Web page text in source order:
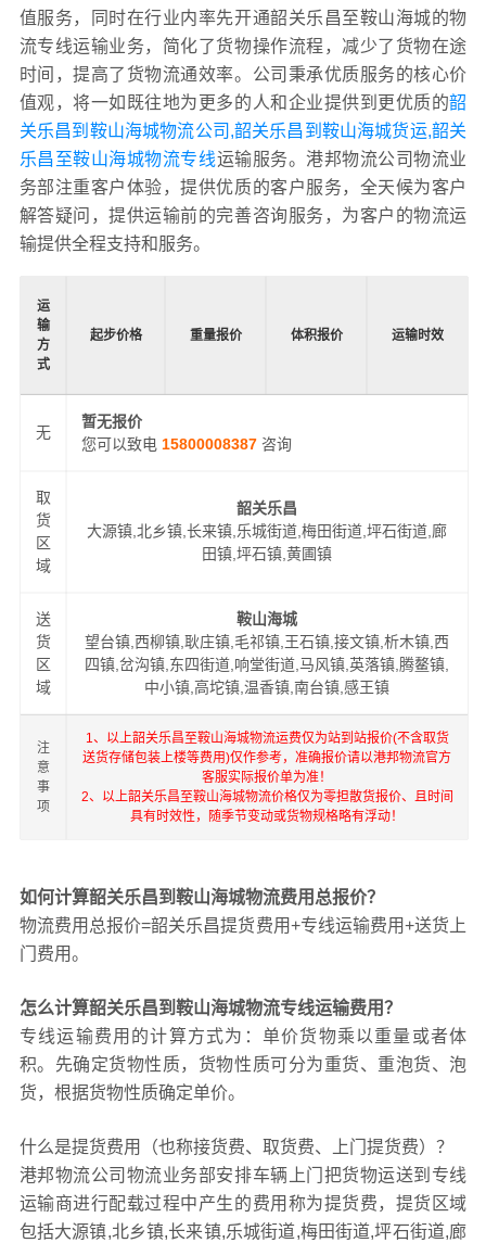
值服务，同时在行业内率先开通韶关乐昌至鞍山海城的物
流专线运输业务，简化了货物操作流程，减少了货物在途
时间，提高了货物流通效率。公司秉承优质服务的核心价
值观，将一如既往地为更多的人和企业提供到更优质的韶
关乐昌到鞍山海城物流公司,韶关乐昌到鞍山海城货运,韶关
乐昌至鞍山海城物流专线运输服务。港邦物流公司物流业
务部注重客户体验，提供优质的客户服务，全天候为客户
解答疑问，提供运输前的完善咨询服务，为客户的物流运
输提供全程支持和服务。
运
输
方
式
起步价格 重量报价 体积报价 运输时效
无
暂无报价
您可以致电 15800008387 咨询
取
货
区
域
韶关乐昌
大源镇,北乡镇,长来镇,乐城街道,梅田街道,坪石街道,廊
田镇,坪石镇,黄圃镇
送
货
区
域
鞍山海城
望台镇,西柳镇,耿庄镇,毛祁镇,王石镇,接文镇,析木镇,西
四镇,岔沟镇,东四街道,响堂街道,马风镇,英落镇,腾鳌镇,
中小镇,高坨镇,温香镇,南台镇,感王镇
注
意
事
项
1、以上韶关乐昌至鞍山海城物流运费仅为站到站报价(不含取货
送货存储包装上楼等费用)仅作参考，准确报价请以港邦物流官方
客服实际报价单为准！
2、以上韶关乐昌至鞍山海城物流价格仅为零担散货报价、且时间
具有时效性，随季节变动或货物规格略有浮动！
如何计算韶关乐昌到鞍山海城物流费用总报价？
物流费用总报价=韶关乐昌提货费用+专线运输费用+送货上
门费用。
怎么计算韶关乐昌到鞍山海城物流专线运输费用？
专线运输费用的计算方式为：单价货物乘以重量或者体
积。先确定货物性质，货物性质可分为重货、重泡货、泡
货，根据货物性质确定单价。
什么是提货费用（也称接货费、取货费、上门提货费）？
港邦物流公司物流业务部安排车辆上门把货物运送到专线
运输商进行配载过程中产生的费用称为提货费，提货区域
包括大源镇,北乡镇,长来镇,乐城街道,梅田街道,坪石街道,廊